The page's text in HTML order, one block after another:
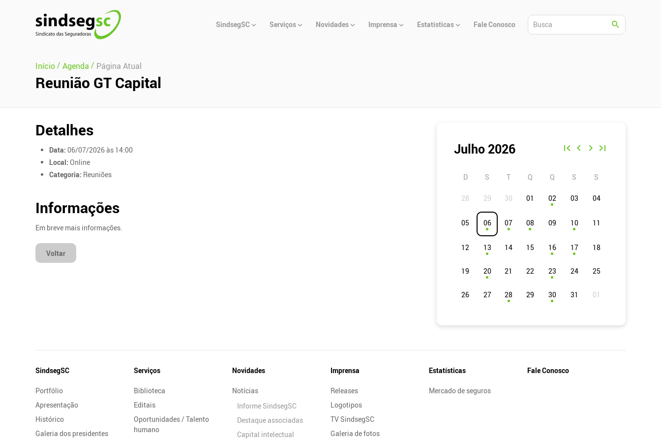
Principal
SindsegSC Serviços Novidades Imprensa Estatísticas Fale Conosco
Início/ Agenda / Página Atual
Reunião GT Capital
Julho 2026
D S T Q Q S S
01 02 03 04
05 06 07 08 09 10 11
12 13 14 15 16 17 18
19 20 21 22 23 24 25
26 27 28 29 30 31
Detalhes
Data: 06/07/2026 às 14:00
Local: Online
Categoria: Reuniões
Informações
Em breve mais informações.
Voltar
Mapa
Site
SindsegSC
Portfólio
Apresentação
Histórico
Galeria dos presidentes
Serviços
Biblioteca
Editais
Oportunidades / Talento
humano
Novidades
Notícias
Informe SindsegSC
Destaque associadas
Capital intelectual
Imprensa
Releases
Logotipos
TV SindsegSC
Galeria de fotos
Estatísticas
Mercado de seguros
Fale Conosco